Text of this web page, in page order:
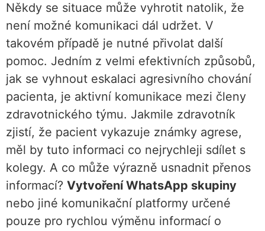
Někdy se situace může vyhrotit natolik, že
není možné komunikaci dál udržet. V
takovém případě je nutné přivolat další
pomoc. Jedním z velmi efektivních způsobů,
jak se vyhnout eskalaci agresivního chování
pacienta, je aktivní komunikace mezi členy
zdravotnického týmu. Jakmile zdravotník
zjistí, že pacient vykazuje známky agrese,
měl by tuto informaci co nejrychleji sdílet s
kolegy. A co může výrazně usnadnit přenos
informací? Vytvoření WhatsApp skupiny
nebo jiné komunikační platformy určené
pouze pro rychlou výměnu informací o